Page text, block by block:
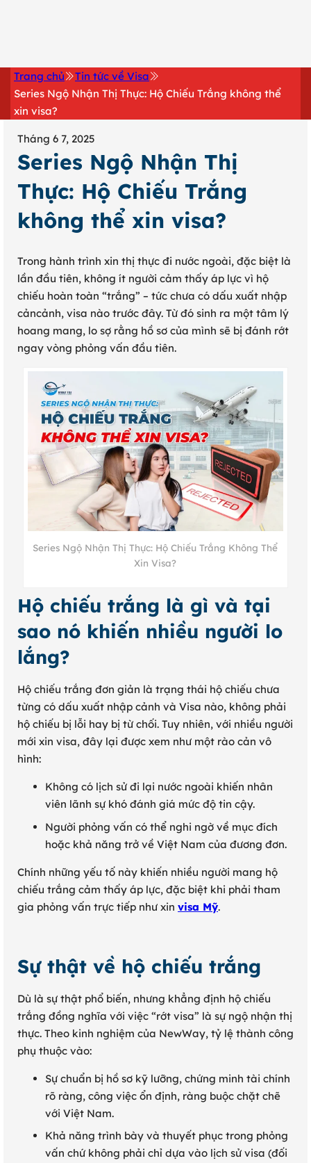
Trang chủ
Tin tức về Visa
Series Ngộ Nhận Thị Thực: Hộ Chiếu Trắng không thể
xin visa?
Tháng 6 7, 2025
Series Ngộ Nhận Thị
Thực: Hộ Chiếu Trắng
không thể xin visa?
Trong hành trình xin thị thực đi nước ngoài, đặc biệt là
lần đầu tiên, không ít người cảm thấy áp lực vì hộ
chiếu hoàn toàn “trắng” – tức chưa có dấu xuất nhập
cảncảnh, visa nào trước đây. Từ đó sinh ra một tâm lý
hoang mang, lo sợ rằng hồ sơ của mình sẽ bị đánh rớt
ngay vòng phỏng vấn đầu tiên.
Series Ngộ Nhận Thị Thực: Hộ Chiếu Trắng Không Thể
Xin Visa?
Hộ chiếu trắng là gì và tại
sao nó khiến nhiều người lo
lắng?
Hộ chiếu trắng đơn giản là trạng thái hộ chiếu chưa
từng có dấu xuất nhập cảnh và Visa nào, không phải
hộ chiếu bị lỗi hay bị từ chối. Tuy nhiên, với nhiều người
mới xin visa, đây lại được xem như một rào cản vô
hình:
Không có lịch sử đi lại nước ngoài khiến nhân
viên lãnh sự khó đánh giá mức độ tin cậy.
Người phỏng vấn có thể nghi ngờ về mục đích
hoặc khả năng trở về Việt Nam của đương đơn.
Chính những yếu tố này khiến nhiều người mang hộ
chiếu trắng cảm thấy áp lực, đặc biệt khi phải tham
gia phỏng vấn trực tiếp như xin visa Mỹ.
Sự thật về hộ chiếu trắng
Dù là sự thật phổ biến, nhưng khẳng định hộ chiếu
trắng đồng nghĩa với việc “rớt visa” là sự ngộ nhận thị
thực. Theo kinh nghiệm của NewWay, tỷ lệ thành công
phụ thuộc vào:
Sự chuẩn bị hồ sơ kỹ lưỡng, chứng minh tài chính
rõ ràng, công việc ổn định, ràng buộc chặt chẽ
với Việt Nam.
Khả năng trình bày và thuyết phục trong phỏng
vấn chứ không phải chỉ dựa vào lịch sử visa (đối